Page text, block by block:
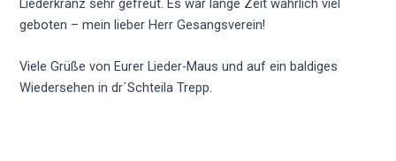
Liederkranz sehr gefreut. Es war lange Zeit wahrlich viel
geboten – mein lieber Herr Gesangsverein!
Viele Grüße von Eurer Lieder-Maus und auf ein baldiges
Wiedersehen in dr´Schteila Trepp.